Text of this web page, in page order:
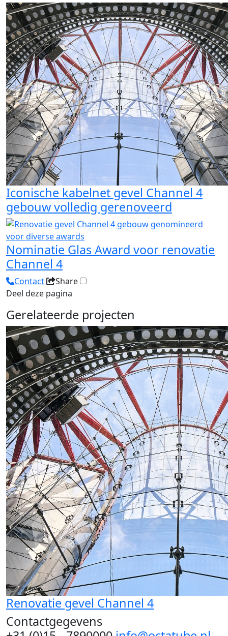
Iconische kabelnet gevel Channel 4
gebouw volledig gerenoveerd
Nominatie Glas Award voor renovatie
Channel 4
Contact
Share
Deel deze pagina
Gerelateerde projecten
Renovatie gevel Channel 4
Contactgegevens